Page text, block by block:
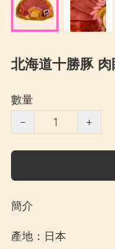
北海道十勝豚
數量
−
+
簡介
產地：日本